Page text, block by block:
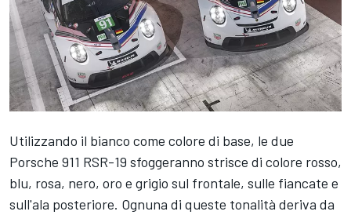
Utilizzando il bianco come colore di base, le due
Porsche 911 RSR-19 sfoggeranno strisce di colore rosso,
blu, rosa, nero, oro e grigio sul frontale, sulle fiancate e
sull'ala posteriore. Ognuna di queste tonalità deriva da